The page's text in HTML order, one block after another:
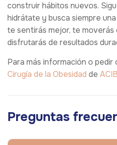
construir hábitos nuevos.
hidrátate y busca siempre
te sentirás mejor, te moverás
disfrutarás de resultados
Para más información o pedir
Cirugía de la Obesidad de
Preguntas